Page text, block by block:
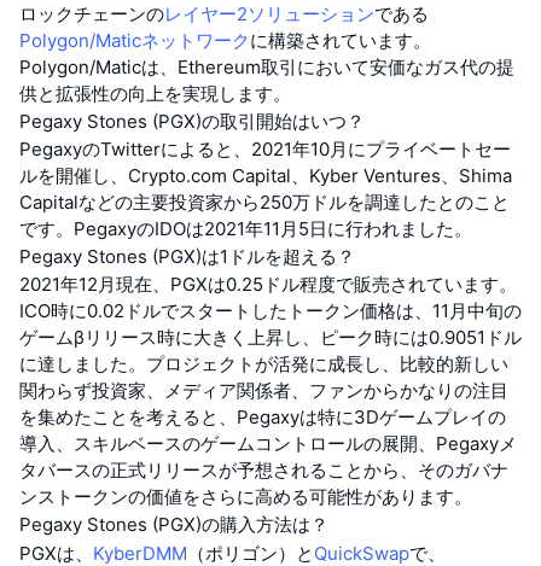
ロックチェーンのレイヤー2ソリューションである
Polygon/Maticネットワークに構築されています。
Polygon/Maticは、Ethereum取引において安価なガス代の提
供と拡張性の向上を実現します。
Pegaxy Stones (PGX)の取引開始はいつ？
PegaxyのTwitterによると、2021年10月にプライベートセー
ルを開催し、Crypto.com Capital、Kyber Ventures、Shima
Capitalなどの主要投資家から250万ドルを調達したとのこと
です。PegaxyのIDOは2021年11月5日に行われました。
Pegaxy Stones (PGX)は1ドルを超える？
2021年12月現在、PGXは0.25ドル程度で販売されています。
ICO時に0.02ドルでスタートしたトークン価格は、11月中旬の
ゲームβリリース時に大きく上昇し、ピーク時には0.9051ドル
に達しました。プロジェクトが活発に成長し、比較的新しい
関わらず投資家、メディア関係者、ファンからかなりの注目
を集めたことを考えると、Pegaxyは特に3Dゲームプレイの
導入、スキルベースのゲームコントロールの展開、Pegaxyメ
タバースの正式リリースが予想されることから、そのガバナ
ンストークンの価値をさらに高める可能性があります。
Pegaxy Stones (PGX)の購入方法は？
PGXは、 KyberDMM （ポリゴン）と QuickSwapで、